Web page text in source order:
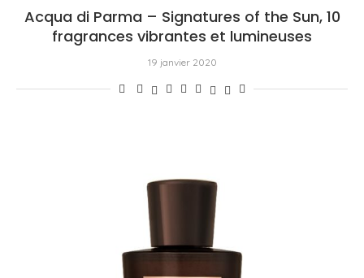
Acqua di Parma – Signatures of the Sun, 10
fragrances vibrantes et lumineuses
19 janvier 2020